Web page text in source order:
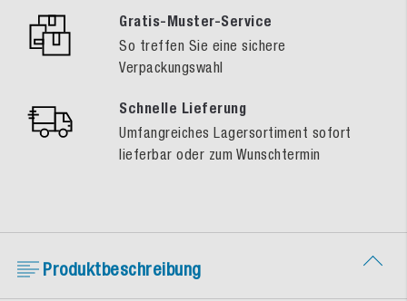
Gratis-Muster-Service
So treffen Sie eine sichere
Verpackungswahl
Schnelle Lieferung
Umfangreiches Lagersortiment sofort
lieferbar oder zum Wunschtermin
Produktbeschreibung